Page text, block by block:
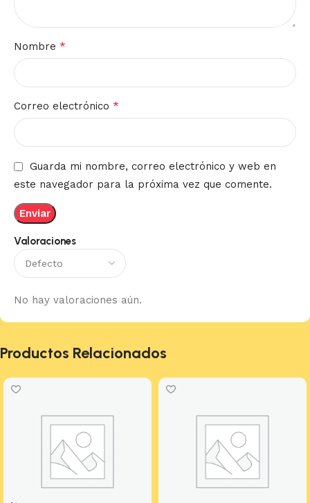
Valoraciones
No hay valoraciones aún.
Nombre *
Correo electrónico *
Guarda mi nombre, correo electrónico y web en
este navegador para la próxima vez que comente.
Productos Relacionados